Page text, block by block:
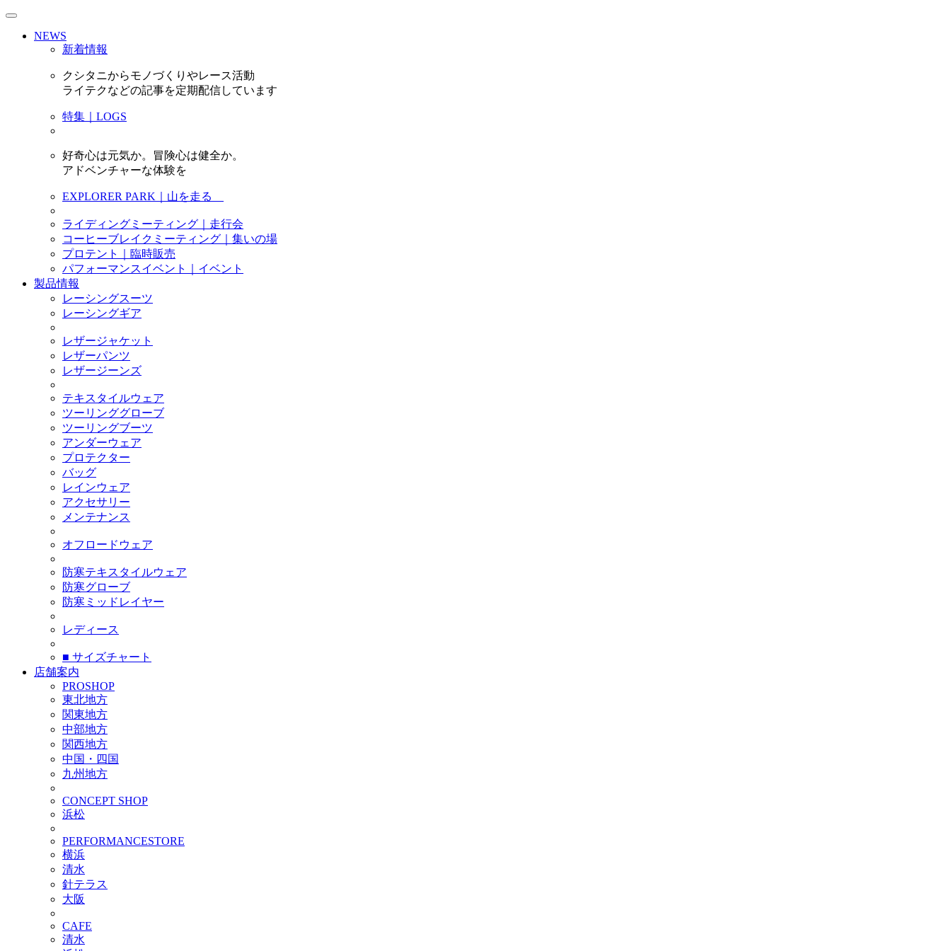
NEWS
新着情報
クシタニからモノづくりやレース活動
ライテクなどの記事を定期配信しています
特集｜LOGS
好奇心は元気か。冒険心は健全か。
アドベンチャーな体験を
EXPLORER PARK｜山を走る
ライディングミーティング｜走行会
コーヒーブレイクミーティング｜集いの場
プロテント｜臨時販売
パフォーマンスイベント｜イベント
製品情報
レーシングスーツ
レーシングギア
レザージャケット
レザーパンツ
レザージーンズ
テキスタイルウェア
ツーリンググローブ
ツーリングブーツ
アンダーウェア
プロテクター
バッグ
レインウェア
アクセサリー
メンテナンス
オフロードウェア
防寒テキスタイルウェア
防寒グローブ
防寒ミッドレイヤー
レディース
■ サイズチャート
店舗案内
PROSHOP
東北地方
関東地方
中部地方
関西地方
中国・四国
九州地方
CONCEPT SHOP
浜松
PERFORMANCESTORE
横浜
清水
針テラス
大阪
CAFE
清水